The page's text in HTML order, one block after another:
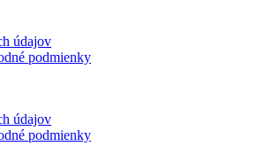
údajov
podmienky
údajov
podmienky